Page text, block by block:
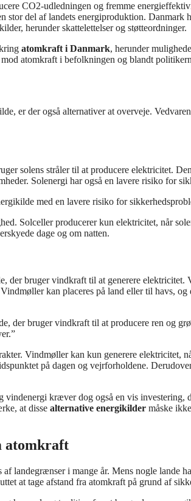
CO2-udledningen og fremme
stor del af landets energiproduktion. Danmark
herunder skattelettelser og støtteordninger.
atomkraft i Danmark, herunder
atomkraft i befolkningen og blandt
er der også alternativer at overveje.
solens stråler til at producere elektricitet.
Solenergi har også en lavere risiko for
med en lavere risiko for
Solceller producerer kun elektricitet, når
dage og om natten.
der bruger vindkraft til at generere elektricitet.
kan placeres på land eller til havs,
der bruger vindkraft til at producere ren og
Vindmøller kan kun generere elektricitet,
på dagen og vejrforholdene.
vindenergi kræver dog også en vis investering,
at disse alternative energikilder måske
atomkraft
landegrænser i mange år. Mens nogle lande
at tage afstand fra atomkraft på grund af